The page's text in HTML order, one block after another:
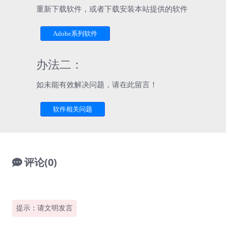
重新下载软件，或者下载安装本站提供的软件
Adobe系列软件
办法二：
如未能有效解决问题，请在此留言！
软件相关问题
评论(0)
提示：请文明发言